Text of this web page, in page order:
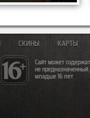
Сайт может
не
младше 16 лет
СКИНЫ КАРТЫ